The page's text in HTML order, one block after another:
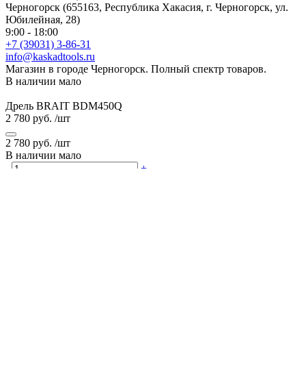
Черногорск (655163, Республика Хакасия, г. Черногорск, ул.
Юбилейная, 28)
9:00 - 18:00
+7 (39031) 3-86-31
info@kaskadtools.ru
Магазин в городе Черногорск. Полный спектр товаров.
В наличии мало
Дрель BRAIT BDM450Q
2 780 руб. /шт
2 780 руб. /шт
В наличии мало
+